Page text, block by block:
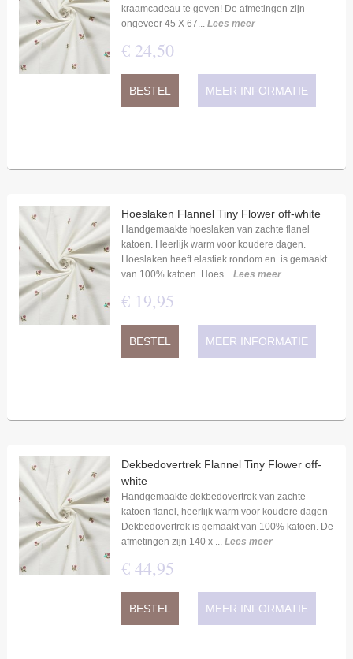
kraamcadeau te geven! De afmetingen zijn
ongeveer 45 X 67... Lees meer
€ 24,50
BESTEL MEER INFORMATIE
Hoeslaken Flannel Tiny Flower off-white
Handgemaakte hoeslaken van zachte flanel
katoen. Heerlijk warm voor koudere dagen.
Hoeslaken heeft elastiek rondom en is gemaakt
van 100% katoen. Hoes... Lees meer
€ 19,95
BESTEL MEER INFORMATIE
Dekbedovertrek Flannel Tiny Flower off-
white
Handgemaakte dekbedovertrek van zachte
katoen flanel, heerlijk warm voor koudere dagen
Dekbedovertrek is gemaakt van 100% katoen. De
afmetingen zijn 140 x ... Lees meer
€ 44,95
BESTEL MEER INFORMATIE